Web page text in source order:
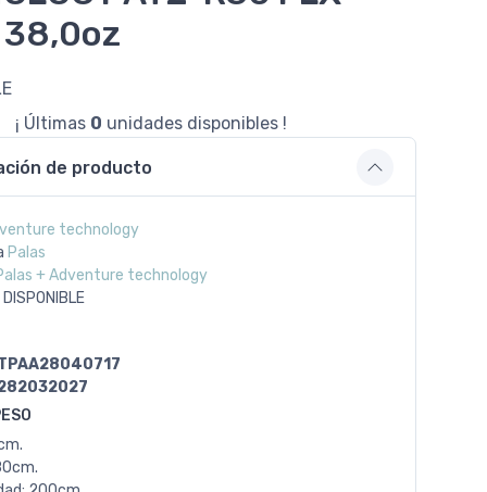
¡ Últimas 0 unidades disponibles !
de producto
technology
Palas
+ Adventure technology
DISPONIBLE